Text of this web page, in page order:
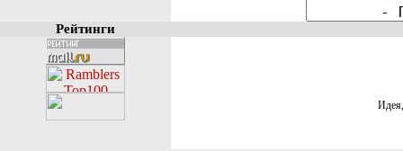
Рейтинги